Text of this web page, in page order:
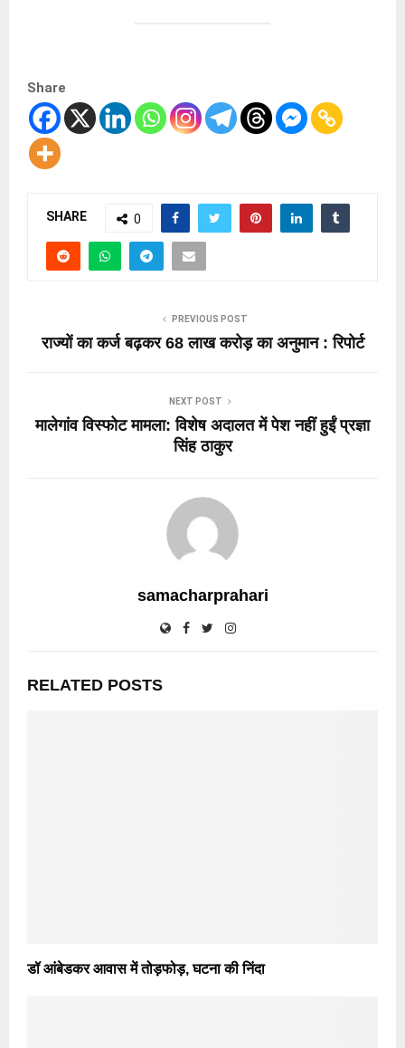
Share
SHARE 0
PREVIOUS POST
राज्यों का कर्ज बढ़कर 68 लाख करोड़ का अनुमान : रिपोर्ट
NEXT POST
मालेगांव विस्फोट मामला: विशेष अदालत में पेश नहीं हुईं प्रज्ञा
सिंह ठाकुर
samacharprahari
RELATED POSTS
डॉ आंबेडकर आवास में तोड़फोड़, घटना की निंदा